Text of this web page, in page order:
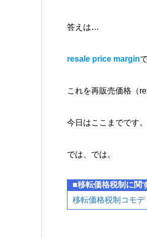
答えは…
resale price margin
これを再販売価格（
今日はここまでです。
では、では。
■移転価格税制に関
移転価格税制コモ